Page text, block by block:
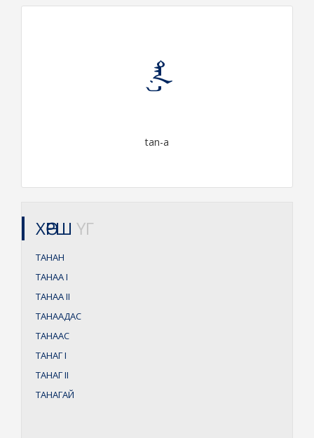
ᠲᠠᠨ᠎ᠠ
tan-a
ХӨРШ ҮГ
ТАНАН
ТАНААI
ТАНААII
ТАНААДАС
ТАНААС
ТАНАГI
ТАНАГII
ТАНАГАЙ